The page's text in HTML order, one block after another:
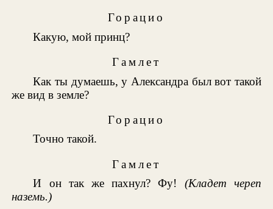
Горацио
Какую, мой принц?
Гамлет
Как ты думаешь, у Александра был вот такой
же вид в земле?
Горацио
Точно такой.
Гамлет
И он так же пахнул? Фу! (Кладет череп
наземь.)